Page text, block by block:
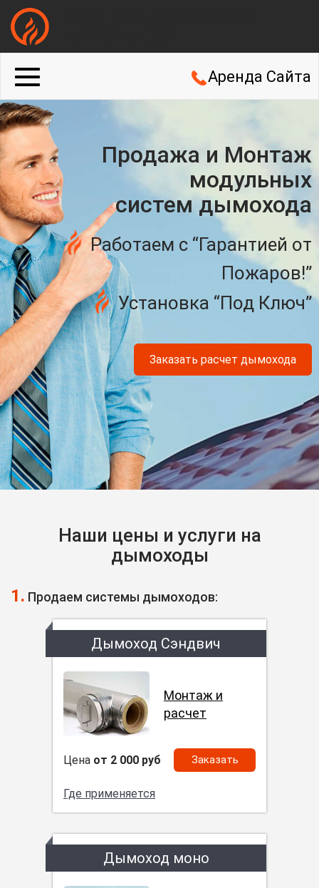
Аренда Сайта
Продажа и Монтаж
модульных
систем дымохода
Работаем с “Гарантией от
Пожаров!”
Установка “Под Ключ”
Заказать расчет дымохода
Наши цены и услуги на
дымоходы
1. Продаем системы дымоходов:
Дымоход Сэндвич
Монтаж и
расчет
Цена от 2 000 руб Заказать
Где применяется
Дымоход моно